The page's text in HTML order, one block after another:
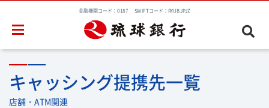
金融機関コード：0187 SWIFTコード：RYUBJPJZ
キャッシング提携先一覧
店舗・ATM関連